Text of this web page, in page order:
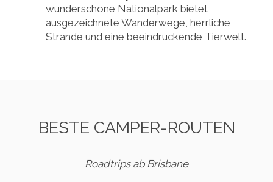
wunderschöne Nationalpark bietet
ausgezeichnete Wanderwege, herrliche
Strände und eine beeindruckende Tierwelt.
BESTE CAMPER-ROUTEN
Roadtrips ab Brisbane